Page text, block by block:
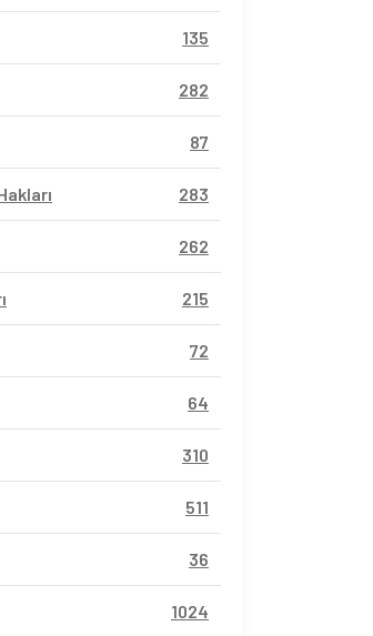
135
282
87
283
262
215
72
64
310
511
36
1024